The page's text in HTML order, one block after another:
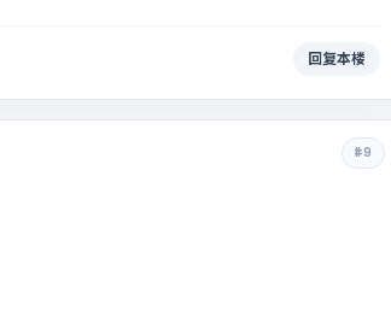
回复本楼
#9